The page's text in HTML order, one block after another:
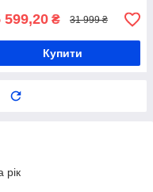
599,20 ₴ 31 999 ₴
Купити
рік